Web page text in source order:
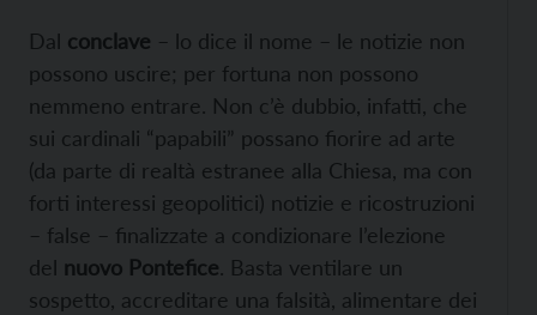
Dal conclave – lo dice il nome – le notizie non
possono uscire; per fortuna non possono
nemmeno entrare. Non c’è dubbio, infatti, che
sui cardinali “papabili” possano fiorire ad arte
(da parte di realtà estranee alla Chiesa, ma con
forti interessi geopolitici) notizie e ricostruzioni
– false – finalizzate a condizionare l’elezione
del nuovo Pontefice. Basta ventilare un
sospetto, accreditare una falsità, alimentare dei